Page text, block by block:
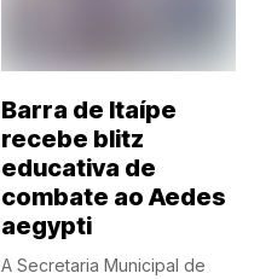
Barra de Itaípe
recebe blitz
educativa de
combate ao Aedes
aegypti
A Secretaria Municipal de